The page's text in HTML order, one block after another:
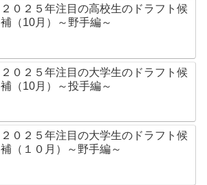
２０２５年注目の高校生のドラフト候
補（10月）～野手編～
２０２５年注目の大学生のドラフト候
補（10月）～投手編～
２０２５年注目の大学生のドラフト候
補（１０月）～野手編～